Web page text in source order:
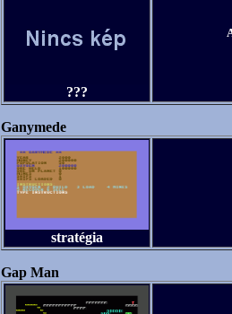
???
Ganymede
stratégia
Gap Man